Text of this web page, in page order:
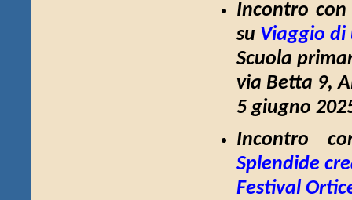
Incontro
su Viaggio di
Scuola
via Betta 9,
5 giugno
Incontro
Splendide
Festival